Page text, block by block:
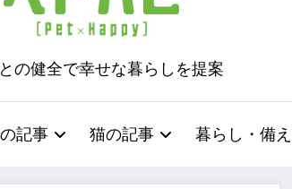
の健全で幸せな暮らしを提案
記事 猫の記事 暮らし・備え